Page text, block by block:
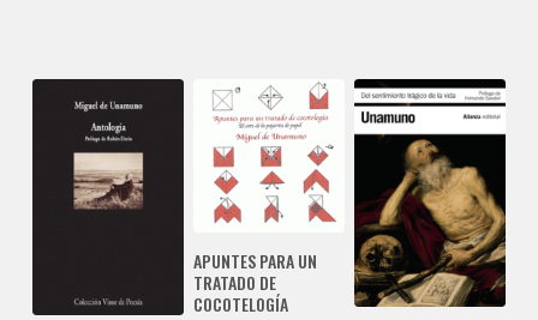
APUNTES PARA UN
TRATADO DE
COCOTELOGÍA